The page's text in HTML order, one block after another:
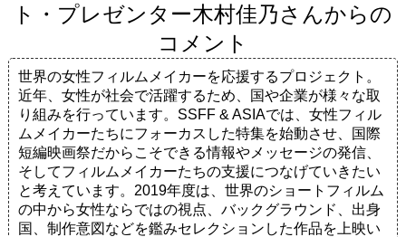
ト・プレゼンター木村佳乃さんからの
コメント
世界の女性フィルムメイカーを応援するプロジェクト。
近年、女性が社会で活躍するため、国や企業が様々な取
り組みを行っています。SSFF & ASIAでは、女性フィル
ムメイカーたちにフォーカスした特集を始動させ、国際
短編映画祭だからこそできる情報やメッセージの発信、
そしてフィルムメイカーたちの支援につなげていきたい
と考えています。2019年度は、世界のショートフィルム
の中から女性ならではの視点、バックグラウンド、出身
国、制作意図などを鑑みセレクションした作品を上映い